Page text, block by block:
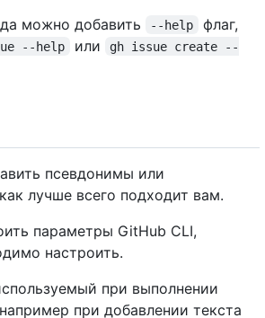
можно добавить
--help
флаг,
--help или
gh issue create --
псевдонимы или
лучше всего подходит вам.
параметры GitHub CLI,
настроить.
при выполнении
при добавлении текста